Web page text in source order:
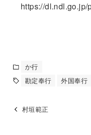
https://
か行
勘定奉行
外国奉行
村垣範正